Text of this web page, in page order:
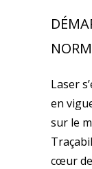
Laser
en
sur le
cœur